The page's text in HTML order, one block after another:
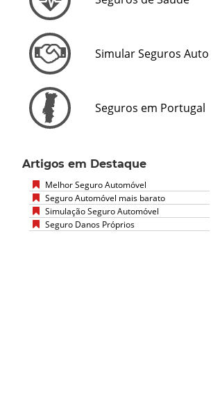
Simular Seguros Auto
Seguros em Portugal
Artigos em Destaque
Melhor Seguro Automóvel
Seguro Automóvel mais barato
Simulação Seguro Automóvel
Seguro Danos Próprios